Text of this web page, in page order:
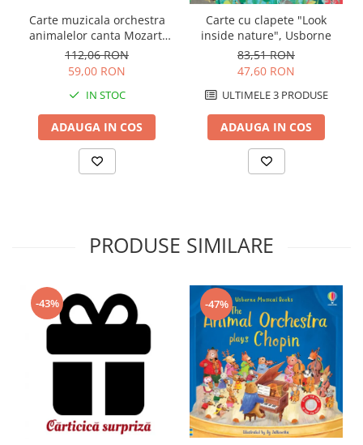
Carte muzicala orchestra
animalelor canta Mozart,
"The Animal Orchestra
Plays Mozart", cartonata,
Usborne
112,06 RON
59,00 RON
IN STOC
ADAUGA IN COS
Carte cu clapete "Look
inside nature", Usborne
83,51 RON
47,60 RON
ULTIMELE 3 PRODUSE
ADAUGA IN COS
PRODUSE SIMILARE
-43% -47%